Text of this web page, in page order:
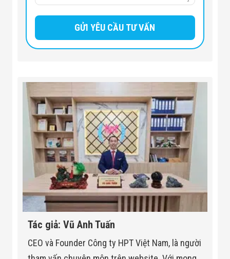
Tác giả: Vũ Anh Tuấn
CEO và Founder Công ty HPT Việt Nam, là người